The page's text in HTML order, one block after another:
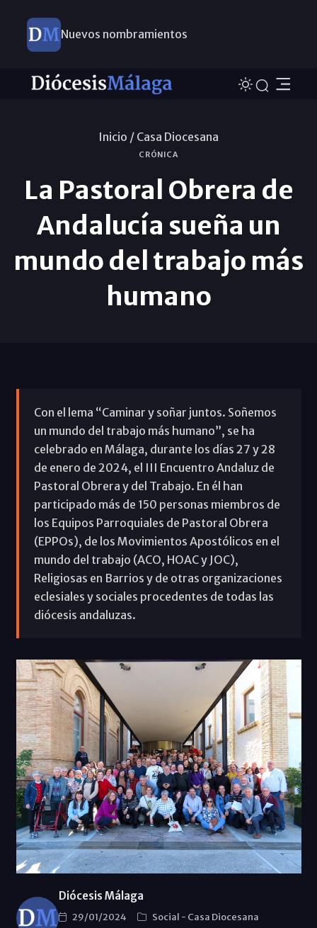
Nuevos nombramientos
Inicio / Casa Diocesana
CRÓNICA
La Pastoral Obrera de
Andalucía sueña un
mundo del trabajo más
humano
Con el lema “Caminar y soñar juntos. Soñemos
un mundo del trabajo más humano”, se ha
celebrado en Málaga, durante los días 27 y 28
de enero de 2024, el III Encuentro Andaluz de
Pastoral Obrera y del Trabajo. En él han
participado más de 150 personas miembros de
los Equipos Parroquiales de Pastoral Obrera
(EPPOs), de los Movimientos Apostólicos en el
mundo del trabajo (ACO, HOAC y JOC),
Religiosas en Barrios y de otras organizaciones
eclesiales y sociales procedentes de todas las
diócesis andaluzas.
Diócesis Málaga
29/01/2024 Social - Casa Diocesana